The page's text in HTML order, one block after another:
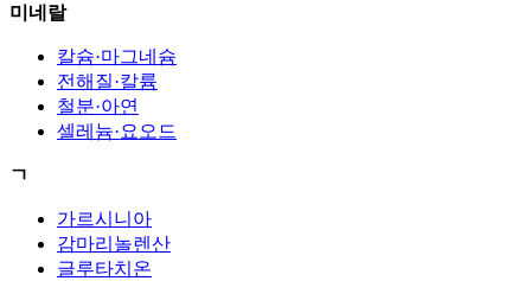
미네랄
칼슘·마그네슘
전해질·칼륨
철분·아연
셀레늄·요오드
ㄱ
가르시니아
감마리놀렌산
글루타치온